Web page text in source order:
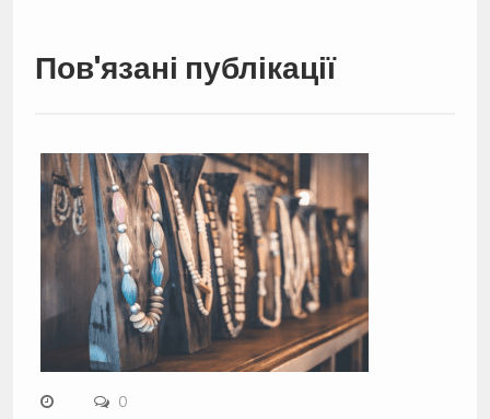
Пов'язані публікації
0